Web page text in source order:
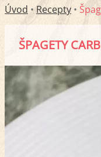
Úvod • Recepty •
ŠPAGETY